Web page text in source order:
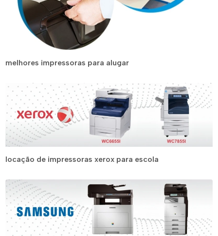
melhores impressoras para alugar
locação de impressoras xerox para escola